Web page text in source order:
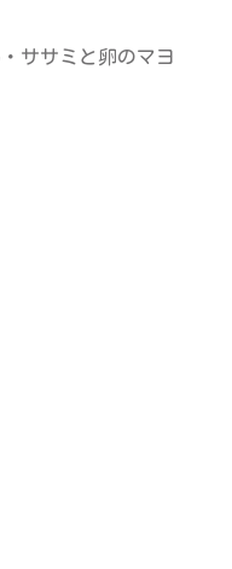
ササミと卵のマヨ